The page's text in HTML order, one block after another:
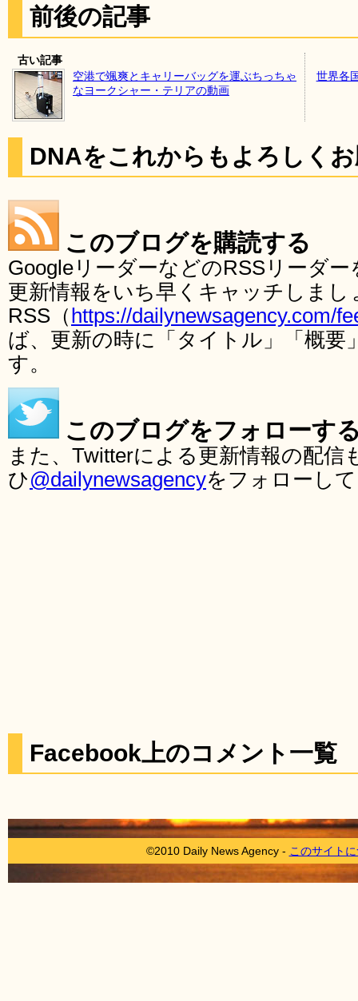
前後の記事
古い記事
空港で颯爽とキャリーバッグを運ぶちっちゃ
なヨークシャー・テリアの動画
世界各
DNAをこれからもよろしく
このブログを購読する
GoogleリーダーなどのRSSリーダ
更新情報をいち早くキャッチしま
RSS（ https://dailynewsagency.com/
ば、更新の時に「タイトル」「概要
す。
このブログをフォローす
また、Twitterによる更新情報の配
ひ@dailynewsagencyをフォローし
Facebook上のコメント一覧
©2010 Daily News Agency - このサイト